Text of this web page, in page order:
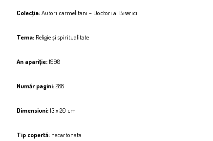
Colecția:Autori carmelitani – Doctori ai Bisericii
Tema:Religie și spiritualitate
An apariție:1998
Număr pagini:288
Dimensiuni:13 x 20 cm
Tip copertă:necartonata